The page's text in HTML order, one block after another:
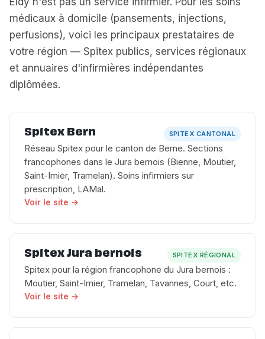
médicaux à domicile (pansements, injections,
perfusions), voici les principaux prestataires de
votre région — Spitex publics, services régionaux
et annuaires d'infirmières indépendantes
diplômées.
Spitex Bern SPITEX CANTONAL
Réseau Spitex pour le canton de Berne. Sections
francophones dans le Jura bernois (Bienne, Moutier,
Saint-Imier, Tramelan). Soins infirmiers sur
prescription, LAMal.
Voir le site →
Spitex Jura bernois SPITEX RÉGIONAL
Spitex pour la région francophone du Jura bernois :
Moutier, Saint-Imier, Tramelan, Tavannes, Court, etc.
Voir le site →